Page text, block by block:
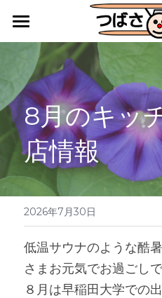
HOME
カフェレストラン
キッチンカー・地域活動
障害福祉サービス施設と
アクセス
ご利用案内
つばさ便りバックナン
8月のキッ
店情報
2026年7月30日
低温サウナのような酷
さまお元気でお過ごしで
８月は早稲田大学での